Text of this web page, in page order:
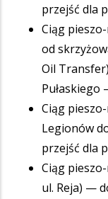
przejść dla
Ciąg
od
Oil
Pułaskiego
Ciąg
Legionów
przejść dla
Ciąg
ul. Reja) —